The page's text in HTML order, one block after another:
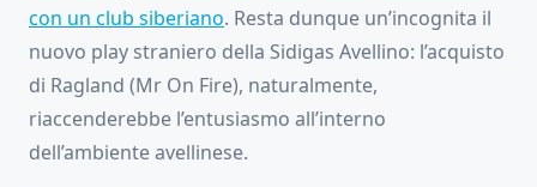
con un club siberiano. Resta dunque un’incognita il
nuovo play straniero della Sidigas Avellino: l’acquisto
di Ragland (Mr On Fire), naturalmente,
riaccenderebbe l’entusiasmo all’interno
dell’ambiente avellinese.